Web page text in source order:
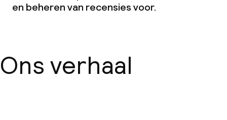
en beheren van recensies voor.
Ons verhaal